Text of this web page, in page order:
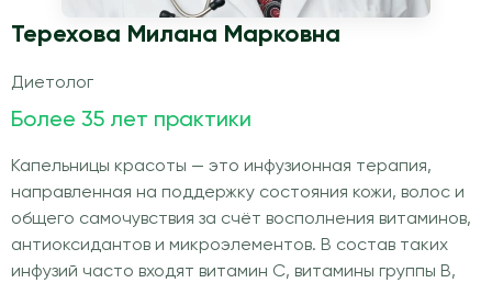
Терехова Милана Марковна
Диетолог
Более 35 лет практики
Капельницы красоты — это инфузионная терапия,
направленная на поддержку состояния кожи, волос и
общего самочувствия за счёт восполнения витаминов,
антиоксидантов и микроэлементов. В состав таких
инфузий часто входят витамин C, витамины группы B,